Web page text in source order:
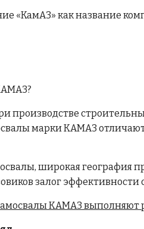
«КамАЗ» как название
производстве
марки КАМАЗ
широкая география
залог
КАМАЗ выполняют